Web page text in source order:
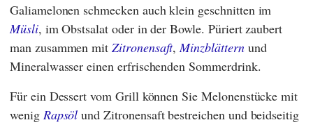
Galiamelonen schmecken auch klein geschnitten im
Müsli, im Obstsalat oder in der Bowle. Püriert zaubert
man zusammen mitZitronensaft,Minzblätternund
Mineralwasser einen erfrischenden Sommerdrink.
Für ein Dessert vom Grill können Sie Melonenstücke mit
wenig Rapsöl und Zitronensaft bestreichen und beidseitig